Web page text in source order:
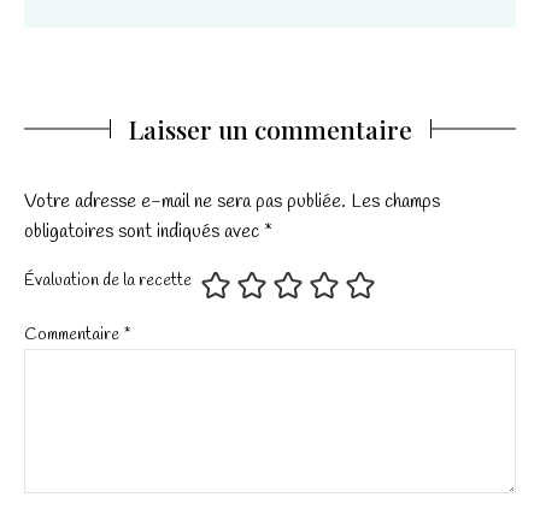
Laisser un commentaire
Votre adresse e-mail ne sera pas publiée. Les champs
obligatoires sont indiqués avec *
Évaluation de la recette
Commentaire *